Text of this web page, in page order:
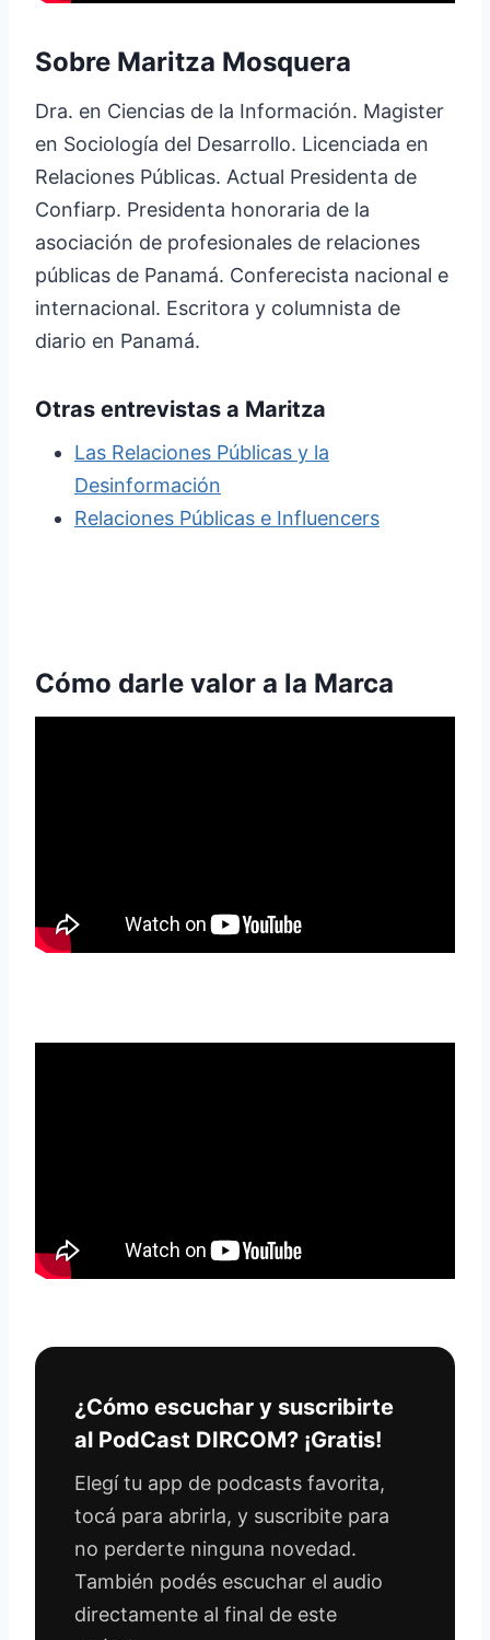
Sobre Maritza Mosquera
Dra. en Ciencias de la Información. Magister
en Sociología del Desarrollo. Licenciada en
Relaciones Públicas. Actual Presidenta de
Confiarp. Presidenta honoraria de la
asociación de profesionales de relaciones
públicas de Panamá. Conferecista nacional e
internacional. Escritora y columnista de
diario en Panamá.
Otras entrevistas a Maritza
Las Relaciones Públicas y la
Desinformación
Relaciones Públicas e Influencers
Cómo darle valor a la Marca
¿Cómo escuchar y suscribirte
al PodCast DIRCOM? ¡Gratis!
Elegí tu app de podcasts favorita,
tocá para abrirla, y suscribite para
no perderte ninguna novedad.
También podés escuchar el audio
directamente al final de este